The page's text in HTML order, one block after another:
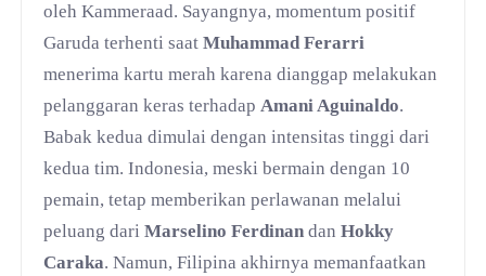
oleh Kammeraad. Sayangnya, momentum positif
Garuda terhenti saatMuhammad Ferarri
menerima kartu merah karena dianggap melakukan
pelanggaran keras terhadapAmani Aguinaldo.
Babak kedua dimulai dengan intensitas tinggi dari
kedua tim. Indonesia, meski bermain dengan 10
pemain, tetap memberikan perlawanan melalui
peluang dariMarselino Ferdinan danHokky
Caraka. Namun, Filipina akhirnya memanfaatkan